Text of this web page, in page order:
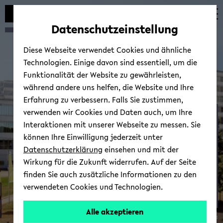
Automatische
vermeiden
zum
wechseln
zum
wechseln
zum
wechseln
Ak­tu­el­le wie äl­te­re For­
schungs­pro­jek­te (Back­
up)
© Uni­ver­si­tät Bie­le­feld
Datenschutzeinstellung
Diese Webseite verwendet Cookies und ähnliche
Technologien. Einige davon sind essentiell, um die
Funktionalität der Website zu gewährleisten,
während andere uns helfen, die Website und Ihre
Erfahrung zu verbessern. Falls Sie zustimmen,
verwenden wir Cookies und Daten auch, um Ihre
Interaktionen mit unserer Webseite zu messen. Sie
können Ihre Einwilligung jederzeit unter
Datenschutzerklärung einsehen und mit der
Wirkung für die Zukunft widerrufen. Auf der Seite
finden Sie auch zusätzliche Informationen zu den
verwendeten Cookies und Technologien.
Alle akzeptieren